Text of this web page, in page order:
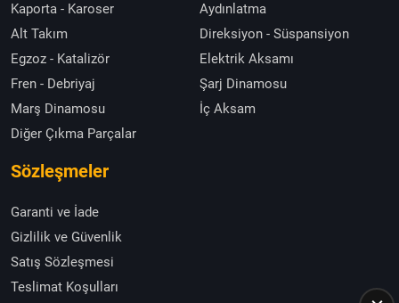
Kaporta - Karoser
Aydınlatma
Alt Takım
Direksiyon - Süspansiyon
Egzoz - Katalizör
Elektrik Aksamı
Fren - Debriyaj
Şarj Dinamosu
Marş Dinamosu
İç Aksam
Diğer Çıkma Parçalar
Sözleşmeler
Garanti ve İade
Gizlilik ve Güvenlik
Satış Sözleşmesi
Teslimat Koşulları